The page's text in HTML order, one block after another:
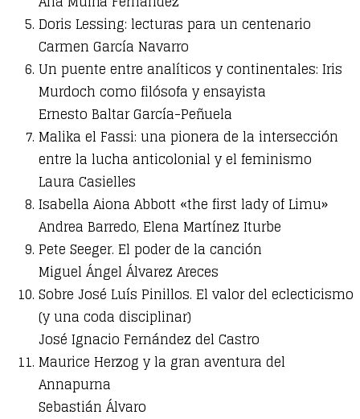
Doris Lessing: lecturas para un centenario
Carmen García Navarro
Un puente entre analíticos y continentales: Iris
Murdoch como filósofa y ensayista
Ernesto Baltar García-Peñuela
Malika el Fassi: una pionera de la intersección
entre la lucha anticolonial y el feminismo
Laura Casielles
Isabella Aiona Abbott «the first lady of Limu»
Andrea Barredo, Elena Martínez Iturbe
Pete Seeger. El poder de la canción
Miguel Ángel Álvarez Areces
Sobre José Luís Pinillos. El valor del eclecticismo
(y una coda disciplinar)
José Ignacio Fernández del Castro
Maurice Herzog y la gran aventura del
Annapurna
Sebastián Álvaro